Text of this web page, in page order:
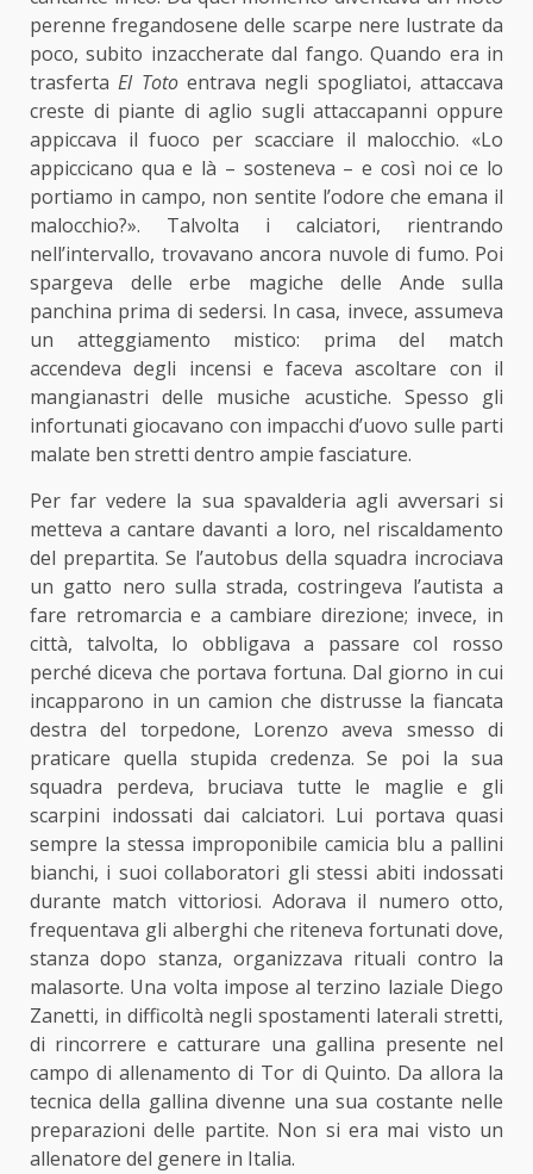
perenne fregandosene delle scarpe nere lustrate da
poco, subito inzaccherate dal fango. Quando era in
trasfertaEl Totoentrava negli spogliatoi, attaccava
creste di piante di aglio sugli attaccapanni oppure
appiccava il fuoco per scacciare il malocchio. «Lo
appiccicano qua e là – sosteneva – e così noi ce lo
portiamo in campo, non sentite l’odore che emana il
malocchio?». Talvolta i calciatori, rientrando
nell’intervallo, trovavano ancora nuvole di fumo. Poi
spargeva delle erbe magiche delle Ande sulla
panchina prima di sedersi. In casa, invece, assumeva
un atteggiamento mistico: prima del match
accendeva degli incensi e faceva ascoltare con il
mangianastri delle musiche acustiche. Spesso gli
infortunati giocavano con impacchi d’uovo sulle parti
malate ben stretti dentro ampie fasciature.
Per far vedere la sua spavalderia agli avversari si
metteva a cantare davanti a loro, nel riscaldamento
del prepartita. Se l’autobus della squadra incrociava
un gatto nero sulla strada, costringeva l’autista a
fare retromarcia e a cambiare direzione; invece, in
città, talvolta, lo obbligava a passare col rosso
perché diceva che portava fortuna. Dal giorno in cui
incapparono in un camion che distrusse la fiancata
destra del torpedone, Lorenzo aveva smesso di
praticare quella stupida credenza. Se poi la sua
squadra perdeva, bruciava tutte le maglie e gli
scarpini indossati dai calciatori. Lui portava quasi
sempre la stessa improponibile camicia blu a pallini
bianchi, i suoi collaboratori gli stessi abiti indossati
durante match vittoriosi. Adorava il numero otto,
frequentava gli alberghi che riteneva fortunati dove,
stanza dopo stanza, organizzava rituali contro la
malasorte. Una volta impose al terzino laziale Diego
Zanetti, in difficoltà negli spostamenti laterali stretti,
di rincorrere e catturare una gallina presente nel
campo di allenamento di Tor di Quinto. Da allora la
tecnica della gallina divenne una sua costante nelle
preparazioni delle partite. Non si era mai visto un
allenatore del genere in Italia.